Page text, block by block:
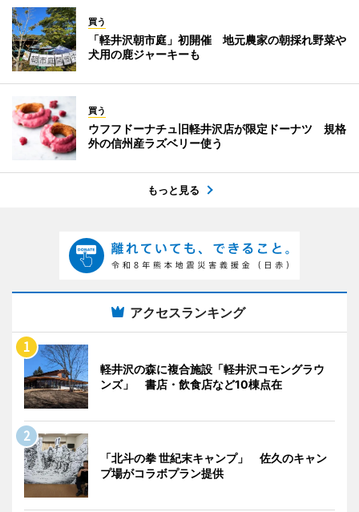
買う
「軽井沢朝市庭」初開催 地元農家の朝採れ野菜や
犬用の鹿ジャーキーも
買う
ウフフドーナチュ旧軽井沢店が限定ドーナツ 規格
外の信州産ラズベリー使う
もっと見る
アクセスランキング
軽井沢の森に複合施設「軽井沢コモングラウ
ンズ」 書店・飲食店など10棟点在
「北斗の拳 世紀末キャンプ」 佐久のキャン
プ場がコラボプラン提供